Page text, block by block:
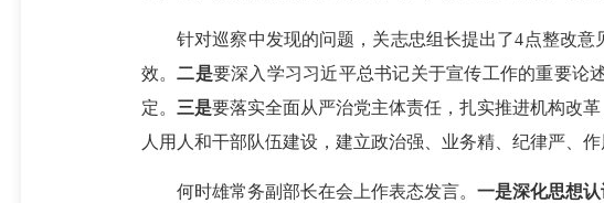
针对巡察中发现的问题，关志忠组长提出了4点整改意
效。二是要深入学习习近平总书记关于宣传工作的重要论
定。 三是要落实全面从严治党主体责任，扎实推进机构改
人用人和干部队伍建设，建立政治强、业务精、纪律严、作
何时雄常务副部长在会上作表态发言。 一是深化思想认